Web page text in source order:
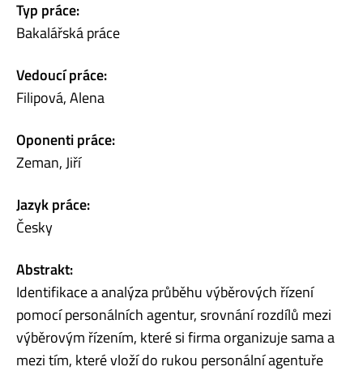
Typ práce:
Bakalářská práce
Vedoucí práce:
Filipová, Alena
Oponenti práce:
Zeman, Jiří
Jazyk práce:
Česky
Abstrakt:
Identifikace a analýza průběhu výběrových řízení
pomocí personálních agentur, srovnání rozdílů mezi
výběrovým řízením, které si firma organizuje sama a
mezi tím, které vloží do rukou personální agentuře